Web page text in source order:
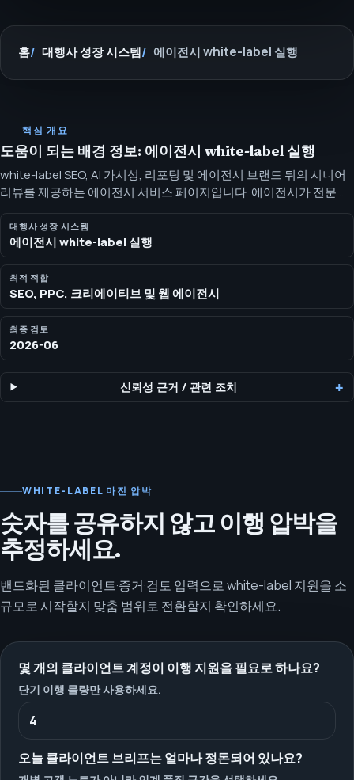
홈 대행사 성장 시스템 에이전시 white-label 실행
핵심 개요
도움이 되는 배경 정보: 에이전시 white-label 실행
white-label SEO, AI 가시성, 리포팅 및 에이전시 브랜드 뒤의 시니어
리뷰를 제공하는 에이전시 서비스 페이지입니다. 에이전시가 전문 검
색 역량, 더 깔끔한 리포팅, 그리고 귀사 브랜드 뒤에 유지되는 전달 모
델이 필요할 때 이 경로를 사용하세요.
대행사 성장 시스템
에이전시 white-label 실행
최적 적합
SEO, PPC, 크리에이티브 및 웹 에이전시
최종 검토
2026-06
신뢰성 근거 / 관련 조치
WHITE-LABEL 마진 압박
숫자를 공유하지 않고 이행 압박을
추정하세요.
밴드화된 클라이언트·증거·검토 입력으로 white-label 지원을 소
규모로 시작할지 맞춤 범위로 전환할지 확인하세요.
몇 개의 클라이언트 계정이 이행 지원을 필요로 하나요?
단기 이행 물량만 사용하세요.
오늘 클라이언트 브리프는 얼마나 정돈되어 있나요?